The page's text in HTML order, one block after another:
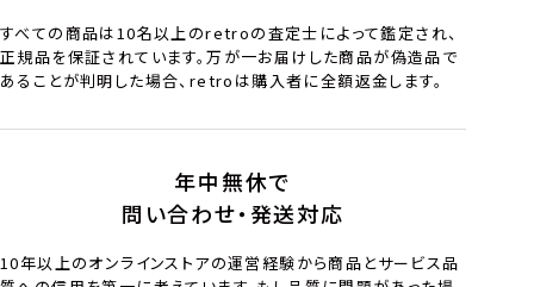
すべての商品は10名以上のretroの査定士によって鑑定され、
正規品を保証されています。万が一お届けした商品が偽造品で
あることが判明した場合、retroは購入者に全額返金します。
年中無休で
問い合わせ・発送対応
10年以上のオンラインストアの運営経験から商品とサービス品